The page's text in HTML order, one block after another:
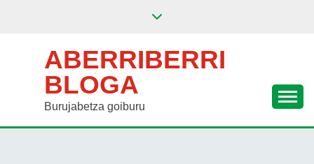
ABERRIBERRI
BLOGA
Burujabetza goiburu